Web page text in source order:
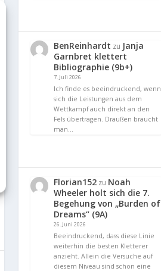
BenReinhardt zu Janja
Garnbret klettert
Bibliographie (9b+)
7. Juli 2026
Ich finde es beeindruckend, wenn
sich die Leistungen aus dem
Wettkampf auch direkt an den
Fels übertragen. Draußen braucht
man…
Florian152 zu Noah
Wheeler holt sich die 7.
Begehung von „Burden of
Dreams“ (9A)
26. Juni 2026
Beeindruckend, dass diese Linie
weiterhin die besten Kletterer
anzieht. Allein die Versuche auf
diesem Niveau sind schon eine